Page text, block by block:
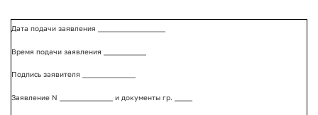
Дата подачи заявления ___________________
Время подачи заявления ____________
Подпись заявителя _______________
Заявление N _______________ и документы гр. _____